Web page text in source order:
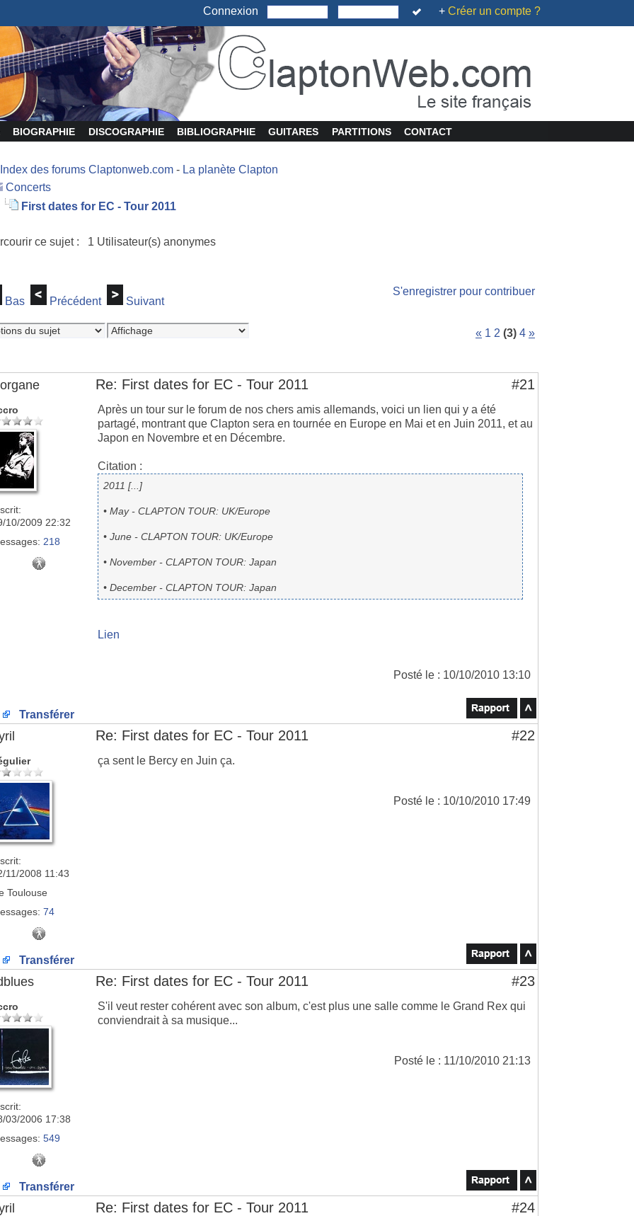
Connexion + Créer un compte ?
BIOGRAPHIE DISCOGRAPHIE BIBLIOGRAPHIE GUITARES PARTITIONS CONTACT
Index des forums Claptonweb.com - La planète Clapton
Concerts
First dates for EC - Tour 2011
ce sujet : 1 Utilisateur(s) anonymes
Bas Précédent Suivant
S'enregistrer pour contribuer
« 1 2 (3) 4 »
Re: First dates for EC - Tour 2011 #21
10/2009 22:32
218
Après un tour sur le forum de nos chers amis allemands, voici un lien qui y a été
partagé, montrant que Clapton sera en tournée en Europe en Mai et en Juin 2011, et au
Japon en Novembre et en Décembre.
Citation :
2011 [...]
• May - CLAPTON TOUR: UK/Europe
• June - CLAPTON TOUR: UK/Europe
• November - CLAPTON TOUR: Japan
• December - CLAPTON TOUR: Japan
Lien
Posté le : 10/10/2010 13:10
Transférer
Re: First dates for EC - Tour 2011 #22
11/2008 11:43
Toulouse
74
ça sent le Bercy en Juin ça.
Posté le : 10/10/2010 17:49
Transférer
Re: First dates for EC - Tour 2011 #23
03/2006 17:38
549
S'il veut rester cohérent avec son album, c'est plus une salle comme le Grand Rex qui
conviendrait à sa musique...
Posté le : 11/10/2010 21:13
Transférer
Re: First dates for EC - Tour 2011 #24